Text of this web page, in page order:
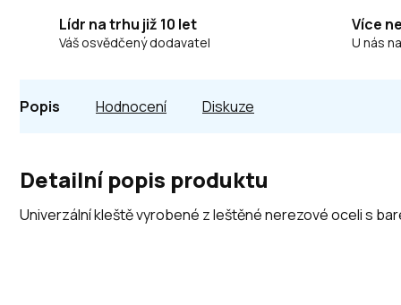
Lídr na trhu již 10 let
Váš osvědčený dodavatel
Více
U nás
Popis Hodnocení Diskuze
Detailní popis produktu
Univerzální kleště vyrobené z leštěné nerezové oceli s